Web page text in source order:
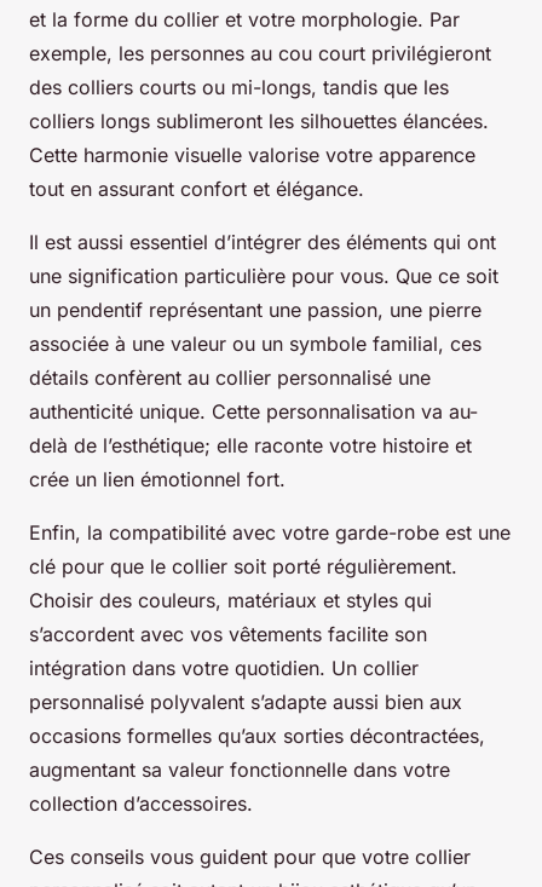
et la forme du collier et votre morphologie. Par
exemple, les personnes au cou court privilégieront
des colliers courts ou mi-longs, tandis que les
colliers longs sublimeront les silhouettes élancées.
Cette harmonie visuelle valorise votre apparence
tout en assurant confort et élégance.
Il est aussi essentiel d’intégrer des éléments qui ont
une signification particulière pour vous. Que ce soit
un pendentif représentant une passion, une pierre
associée à une valeur ou un symbole familial, ces
détails confèrent au collier personnalisé une
authenticité unique. Cette personnalisation va au-
delà de l’esthétique; elle raconte votre histoire et
crée un lien émotionnel fort.
Enfin, la compatibilité avec votre garde-robe est une
clé pour que le collier soit porté régulièrement.
Choisir des couleurs, matériaux et styles qui
s’accordent avec vos vêtements facilite son
intégration dans votre quotidien. Un collier
personnalisé polyvalent s’adapte aussi bien aux
occasions formelles qu’aux sorties décontractées,
augmentant sa valeur fonctionnelle dans votre
collection d’accessoires.
Ces conseils vous guident pour que votre collier